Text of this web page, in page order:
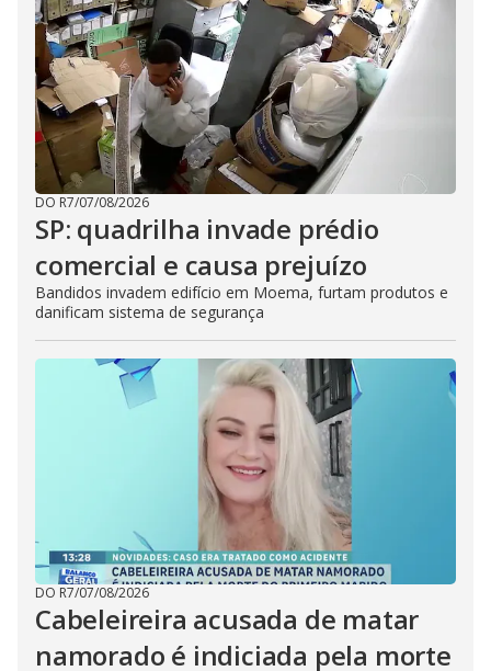
DO R7/07/08/2026
SP: quadrilha invade prédio
comercial e causa prejuízo
Bandidos invadem edifício em Moema, furtam produtos e
danificam sistema de segurança
DO R7/07/08/2026
Cabeleireira acusada de matar
namorado é indiciada pela morte